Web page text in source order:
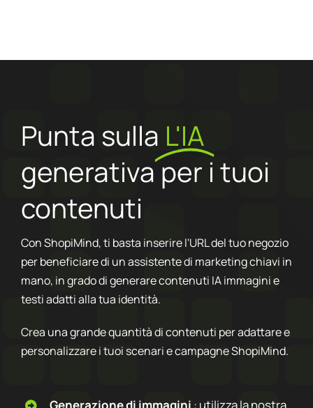
Punta sulla L'IA
generativa per i tuoi
contenuti
Con ShopiMind, ti basta inserire l'URL del tuo negozio
per beneficiare di un assistente di marketing chiavi in
mano, in grado di generare contenuti IA immagini e
testi adatti alla tua identità.
Crea una grande quantità di contenuti per adattare e
personalizzare i tuoi scenari e campagne ShopiMind.
Generazione di immagini : utilizza la nostra